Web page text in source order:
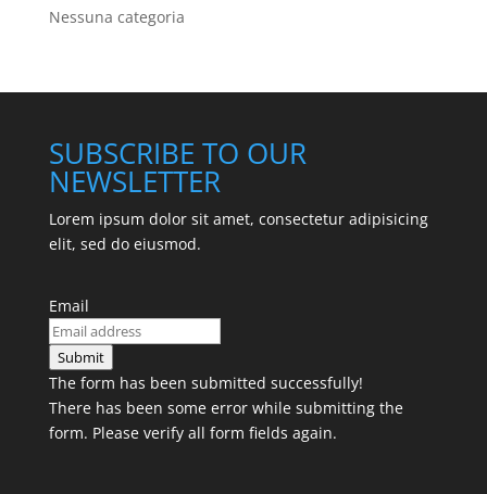
Nessuna categoria
SUBSCRIBE TO OUR
NEWSLETTER
Lorem ipsum dolor sit amet, consectetur adipisicing
elit, sed do eiusmod.
Email
Submit
The form has been submitted successfully!
There has been some error while submitting the
form. Please verify all form fields again.